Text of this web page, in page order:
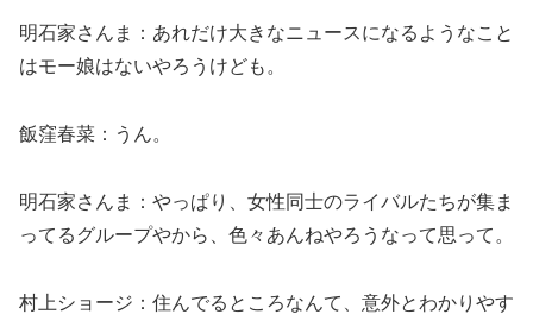
明石家さんま：あれだけ大きなニュースになるようなこと
はモー娘はないやろうけども。
飯窪春菜：うん。
明石家さんま：やっぱり、女性同士のライバルたちが集ま
ってるグループやから、色々あんねやろうなって思って。
村上ショージ：住んでるところなんて、意外とわかりやす